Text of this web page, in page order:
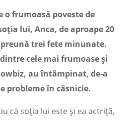
o frumoasă poveste de
lui, Anca, de aproape 20
trei fete minunate.
cele mai frumoase și
au întâmpinat, de-a
probleme în căsnicie.
că soția lui este și ea actriță,